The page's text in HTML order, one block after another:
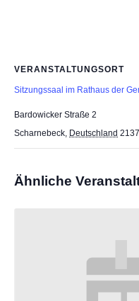
VERANSTALTUNGSORT
Sitzungssaal im Rathaus der
Bardowicker Straße 2
Scharnebeck, Deutschland
Ähnliche